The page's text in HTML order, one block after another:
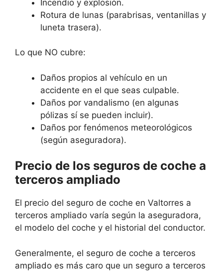
Incendio y explosión.
Rotura de lunas (parabrisas, ventanillas y
luneta trasera).
Lo que NO cubre:
Daños propios al vehículo en un
accidente en el que seas culpable.
Daños por vandalismo (en algunas
pólizas sí se pueden incluir).
Daños por fenómenos meteorológicos
(según aseguradora).
Precio de los seguros de coche a
terceros ampliado
El precio del seguro de coche en Valtorres a
terceros ampliado varía según la aseguradora,
el modelo del coche y el historial del conductor.
Generalmente, el seguro de coche a terceros
ampliado es más caro que un seguro a terceros